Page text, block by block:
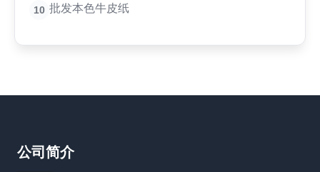
10 批发本色牛皮纸
公司简介